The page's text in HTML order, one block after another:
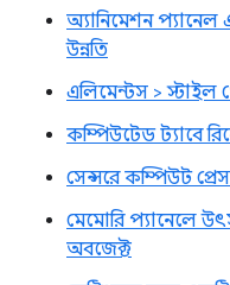
অ্যানিমেশন প্যানেল
উন্নতি
এলিমেন্টস > স্টাইল
কম্পিউটেড ট্যাবে
সেন্সরে কম্পিউট
মেমোরি প্যানেলে
অবজেক্ট